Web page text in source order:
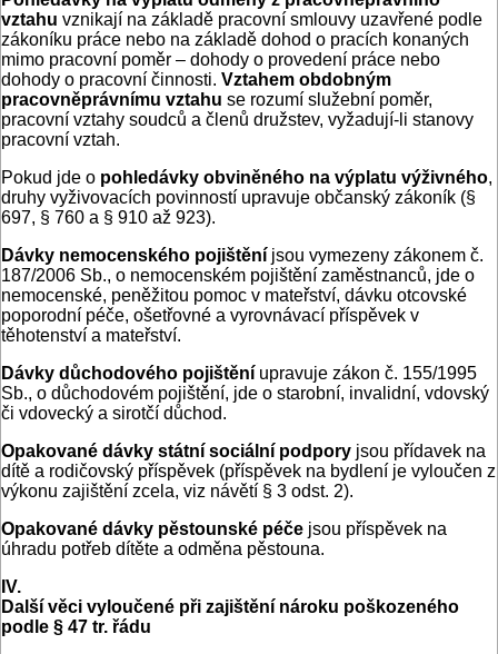
vztahu vznikají na základě pracovní smlouvy uzavřené podle
zákoníku práce nebo na základě dohod o pracích konaných
mimo pracovní poměr – dohody o provedení práce nebo
dohody o pracovní činnosti. Vztahem obdobným
pracovněprávnímu vztahu se rozumí služební poměr,
pracovní vztahy soudců a členů družstev, vyžadují-li stanovy
pracovní vztah.
Pokud jde o pohledávky obviněného na výplatu výživného,
druhy vyživovacích povinností upravuje občanský zákoník (§
697, § 760 a § 910 až 923).
Dávky nemocenského pojištění jsou vymezeny zákonem č.
187/2006 Sb., o nemocenském pojištění zaměstnanců, jde o
nemocenské, peněžitou pomoc v mateřství, dávku otcovské
poporodní péče, ošetřovné a vyrovnávací příspěvek v
těhotenství a mateřství.
Dávky důchodového pojištění upravuje zákon č. 155/1995
Sb., o důchodovém pojištění, jde o starobní, invalidní, vdovský
či vdovecký a sirotčí důchod.
Opakované dávky státní sociální podpory jsou přídavek na
dítě a rodičovský příspěvek (příspěvek na bydlení je vyloučen z
výkonu zajištění zcela, viz návětí § 3 odst. 2).
Opakované dávky pěstounské péče jsou příspěvek na
úhradu potřeb dítěte a odměna pěstouna.
IV.
Další věci vyloučené při zajištění nároku poškozeného
podle § 47 tr. řádu